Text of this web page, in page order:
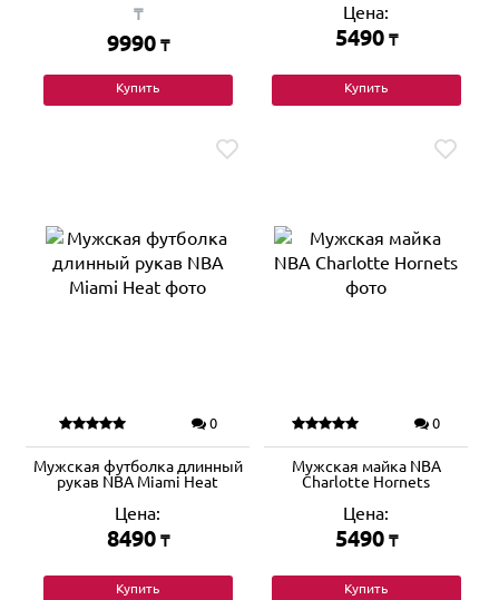
₸
9990 ₸
Купить
Цена:
5490 ₸
Купить
0
Мужская футболка длинный
рукав NBA Miami Heat
Цена:
8490 ₸
Купить
0
Мужская майка NBA
Charlotte Hornets
Цена:
5490 ₸
Купить